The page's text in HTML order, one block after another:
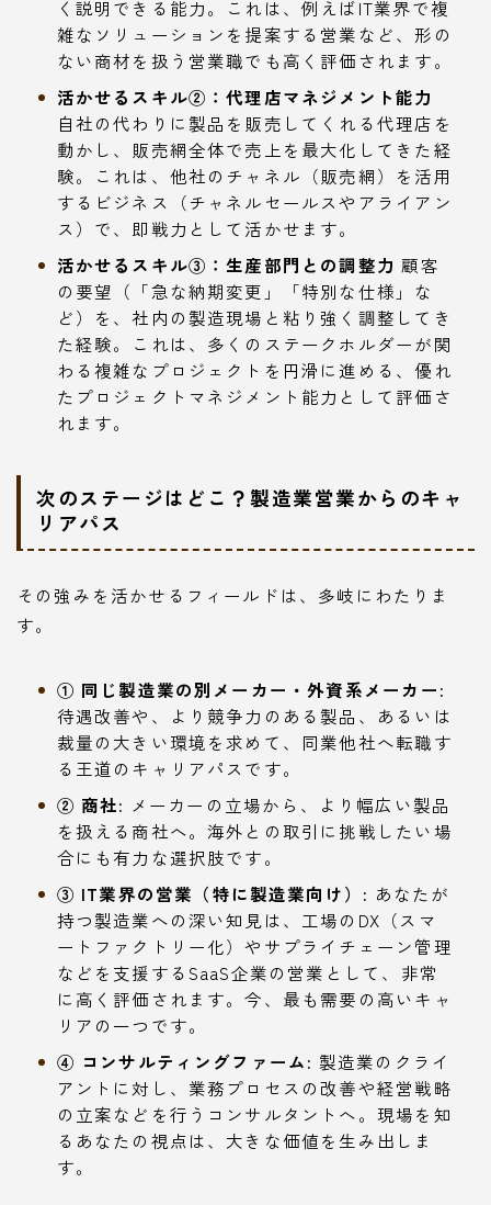
く説明できる能力。これは、例えばIT業界で複
雑なソリューションを提案する営業など、形の
ない商材を扱う営業職でも高く評価されます。
活かせるスキル②：代理店マネジメント能力
自社の代わりに製品を販売してくれる代理店を
動かし、販売網全体で売上を最大化してきた経
験。これは、他社のチャネル（販売網）を活用
するビジネス（チャネルセールスやアライアン
ス）で、即戦力として活かせます。
活かせるスキル③：生産部門との調整力 顧客
の要望（「急な納期変更」「特別な仕様」な
ど）を、社内の製造現場と粘り強く調整してき
た経験。これは、多くのステークホルダーが関
わる複雑なプロジェクトを円滑に進める、優れ
たプロジェクトマネジメント能力として評価さ
れます。
次のステージはどこ？製造業営業からのキャ
リアパス
その強みを活かせるフィールドは、多岐にわたりま
す。
① 同じ製造業の別メーカー・外資系メーカー:
待遇改善や、より競争力のある製品、あるいは
裁量の大きい環境を求めて、同業他社へ転職す
る王道のキャリアパスです。
② 商社: メーカーの立場から、より幅広い製品
を扱える商社へ。海外との取引に挑戦したい場
合にも有力な選択肢です。
③ IT業界の営業（特に製造業向け）: あなたが
持つ製造業への深い知見は、工場のDX（スマ
ートファクトリー化）やサプライチェーン管理
などを支援するSaaS企業の営業として、非常
に高く評価されます。今、最も需要の高いキャ
リアの一つです。
④ コンサルティングファーム: 製造業のクライ
アントに対し、業務プロセスの改善や経営戦略
の立案などを行うコンサルタントへ。現場を知
るあなたの視点は、大きな価値を生み出しま
す。